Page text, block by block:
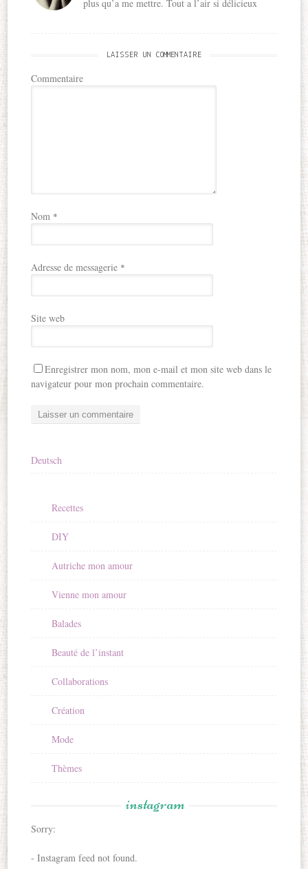
plus qu’a me mettre. Tout a l’air si délicieux
LAISSER UN COMMENTAIRE
Commentaire
Nom *
Adresse de messagerie *
Site web
Enregistrer mon nom, mon e-mail et mon site web dans le
navigateur pour mon prochain commentaire.
Deutsch
Recettes
DIY
Autriche mon amour
Vienne mon amour
Balades
Beauté de l’instant
Collaborations
Création
Mode
Thèmes
instagram
Sorry:
- Instagram feed not found.